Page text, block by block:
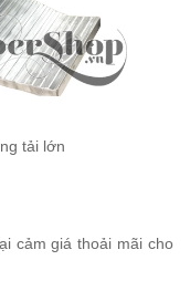
tải lớn
cảm giá thoải mãi cho